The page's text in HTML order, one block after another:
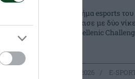
τα
Το τμήμα esports
συνέχισε με δύο
στο Hellenic
25.07.2026 E-